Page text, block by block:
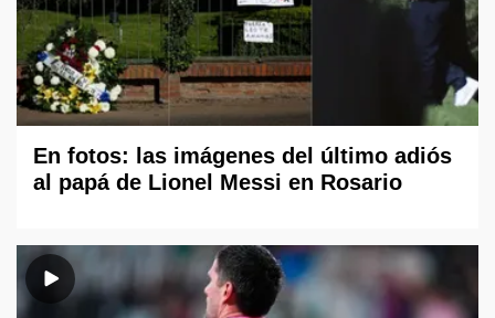
En fotos: las imágenes del último adiós
al papá de Lionel Messi en Rosario